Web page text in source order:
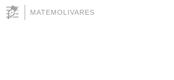
MATEMOLIVARES